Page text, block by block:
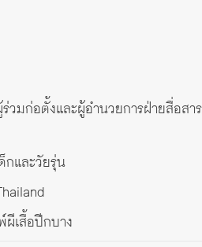
ก่อตั้งและผู้อำนวยการฝ่ายสื่อสา
และวัยรุ่น
เสื้อปีกบาง